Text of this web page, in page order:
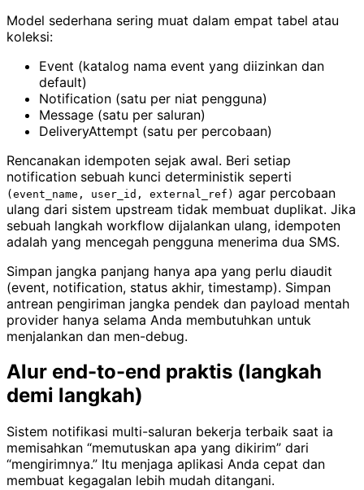
Model sederhana sering muat dalam empat tabel atau
koleksi:
Event (katalog nama event yang diizinkan dan
default)
Notification (satu per niat pengguna)
Message (satu per saluran)
DeliveryAttempt (satu per percobaan)
Rencanakan idempoten sejak awal. Beri setiap
notification sebuah kunci deterministik seperti
(event_name, user_id, external_ref) agar percobaan
ulang dari sistem upstream tidak membuat duplikat. Jika
sebuah langkah workflow dijalankan ulang, idempoten
adalah yang mencegah pengguna menerima dua SMS.
Simpan jangka panjang hanya apa yang perlu diaudit
(event, notification, status akhir, timestamp). Simpan
antrean pengiriman jangka pendek dan payload mentah
provider hanya selama Anda membutuhkan untuk
menjalankan dan men-debug.
Alur end-to-end praktis (langkah
demi langkah)
Sistem notifikasi multi-saluran bekerja terbaik saat ia
memisahkan “memutuskan apa yang dikirim” dari
“mengirimnya.” Itu menjaga aplikasi Anda cepat dan
membuat kegagalan lebih mudah ditangani.